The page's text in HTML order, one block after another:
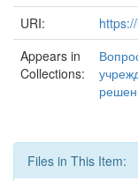
URI:
Appears in
Collections:
Files in This Item: